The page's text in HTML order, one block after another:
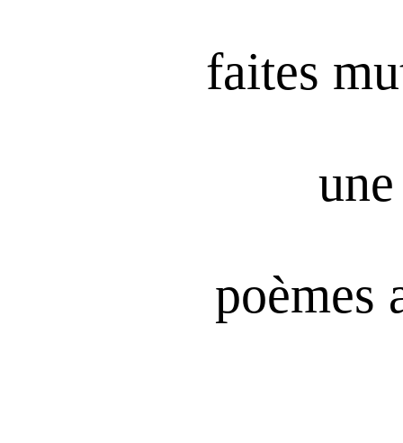
faites
poèmes